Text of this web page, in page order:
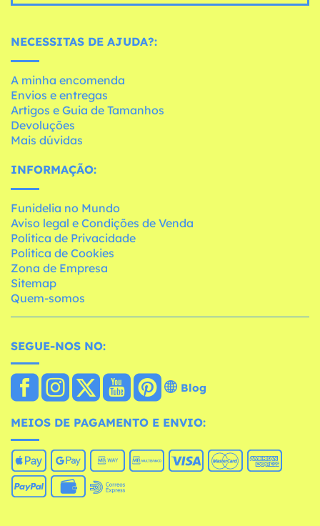
NECESSITAS DE AJUDA?:
A minha encomenda
Envios e entregas
Artigos e Guia de Tamanhos
Devoluções
Mais dúvidas
INFORMAÇÃO:
Funidelia no Mundo
Aviso legal e Condições de Venda
Política de Privacidade
Política de Cookies
Zona de Empresa
Sitemap
Quem-somos
SEGUE-NOS NO:
Blog
MEIOS DE PAGAMENTO E ENVIO: